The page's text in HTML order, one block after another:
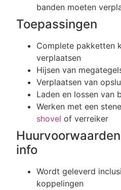
banden moeten
Toepassingen
Complete pakketten
verplaatsen
Hijsen van
Verplaatsen van
Laden en lossen van
Werken met een
shovel of verreiker
info
Wordt geleverd
koppelingen